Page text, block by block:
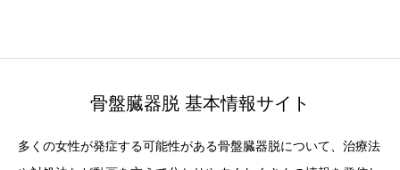
骨盤臓器脱 基本情報サイト
多くの女性が発症する可能性がある骨盤臓器脱について、治療法